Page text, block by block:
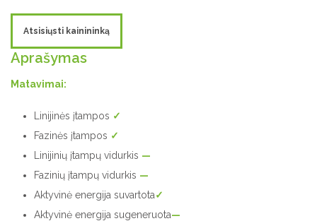
Atsisiųsti kainininką
Aprašymas
Matavimai:
Linijinės įtampos ✓
Fazinės įtampos ✓
Linijinių įtampų vidurkis —
Fazinių įtampų vidurkis —
Aktyvinė energija suvartota✓
Aktyvinė energija sugeneruota—